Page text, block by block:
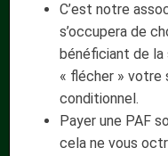
C’est notre
s’occupera de
bénéficiant de la
« flécher » votre
conditionnel.
Payer une PAF
cela ne vous